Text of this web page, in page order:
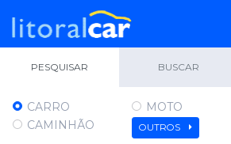
PESQUISAR BUSCAR
CARRO
MOTO
CAMINHÃO
OUTROS